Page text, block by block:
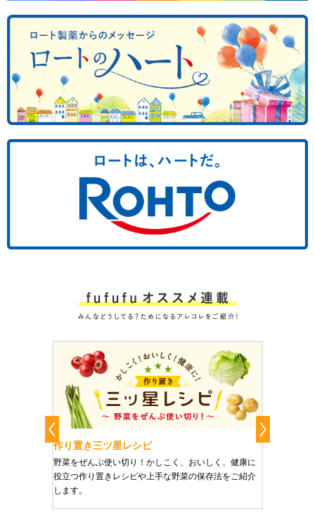
作り置き三ツ星レシピ
野菜をぜんぶ使い切り！かしこく、おいしく、健康に
役立つ作り置きレシピや上手な野菜の保存法をご紹介
します。